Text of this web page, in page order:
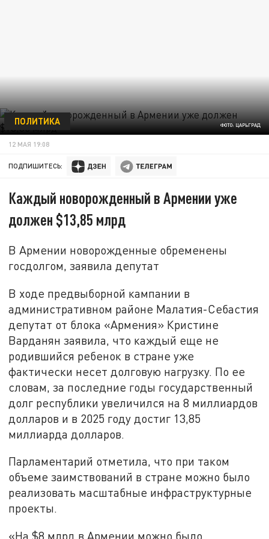
ФОТО: ЦАРЬГРАД
ПОЛИТИКА
12 МАЯ 19:08
ПОДПИШИТЕСЬ:
Каждый новорожденный в Армении уже
должен $13,85 млрд
В Армении новорожденные обременены
госдолгом, заявила депутат
В ходе предвыборной кампании в
административном районе Малатия-Себастия
депутат от блока «Армения» Кристине
Варданян заявила, что каждый еще не
родившийся ребенок в стране уже
фактически несет долговую нагрузку. По ее
словам, за последние годы государственный
долг республики увеличился на 8 миллиардов
долларов и в 2025 году достиг 13,85
миллиарда долларов.
Парламентарий отметила, что при таком
объеме заимствований в стране можно было
реализовать масштабные инфраструктурные
проекты.
«На $8 млрд в Армении можно было